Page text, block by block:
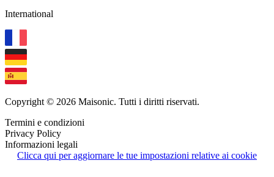
International
Copyright © 2026 Maisonic. Tutti i diritti riservati.
Termini e condizioni
Privacy Policy
Informazioni legali
Clicca qui per aggiornare le tue impostazioni relative ai cookie